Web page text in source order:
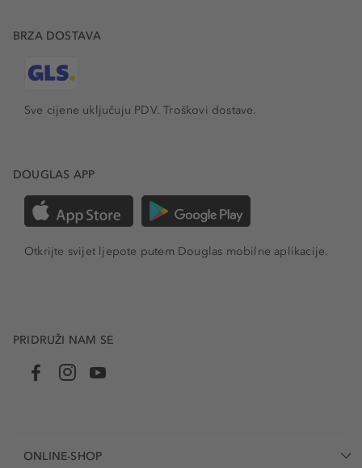
BRZA DOSTAVA
Sve cijene uključuju PDV.Troškovi dostave.
DOUGLAS APP
Otkrijte svijet ljepote putem Douglas mobilne aplikacije.
PRIDRUŽI NAM SE
ONLINE-SHOP